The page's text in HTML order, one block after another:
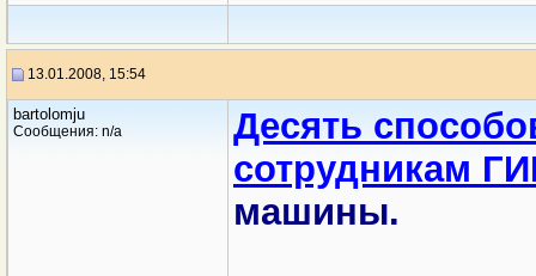
13.01.2008, 15:54
bartolomju
Сообщения: n/a
Десять
сотрудникам
машины.